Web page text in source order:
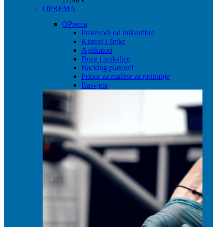
OPREMA
OPrema
Proizvodi od mikrofibre
Kistovi i četke
Aplikatori
Boce i prskalice
Backing plateovi
Pribor za mašine za poliranje
Rasvjeta